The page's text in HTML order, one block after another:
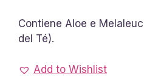
Contiene Aloe e
del Té).
Add to Wishlist